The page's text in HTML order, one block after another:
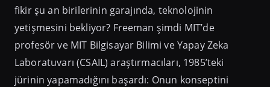
fikir şu an birilerinin garajında, teknolojinin
yetişmesini bekliyor? Freeman şimdi MIT’de
profesör ve MIT Bilgisayar Bilimi ve Yapay Zeka
Laboratuvarı (CSAIL) araştırmacıları, 1985’teki
jürinin yapamadığını başardı: Onun konseptini